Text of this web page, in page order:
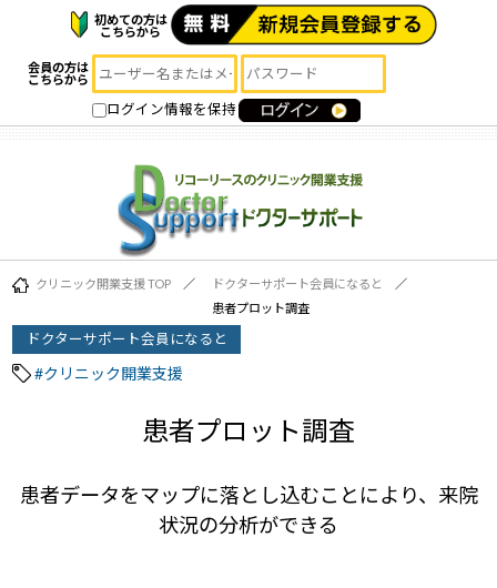
初めての方は
こちらから
会員の方は
こちらから
ログイン情報を保持
クリニック開業支援 TOP
ドクターサポート会員になると
患者プロット調査
ドクターサポート会員になると
#クリニック開業支援
患者プロット調査
患者データをマップに落とし込むことにより、来院
状況の分析ができる